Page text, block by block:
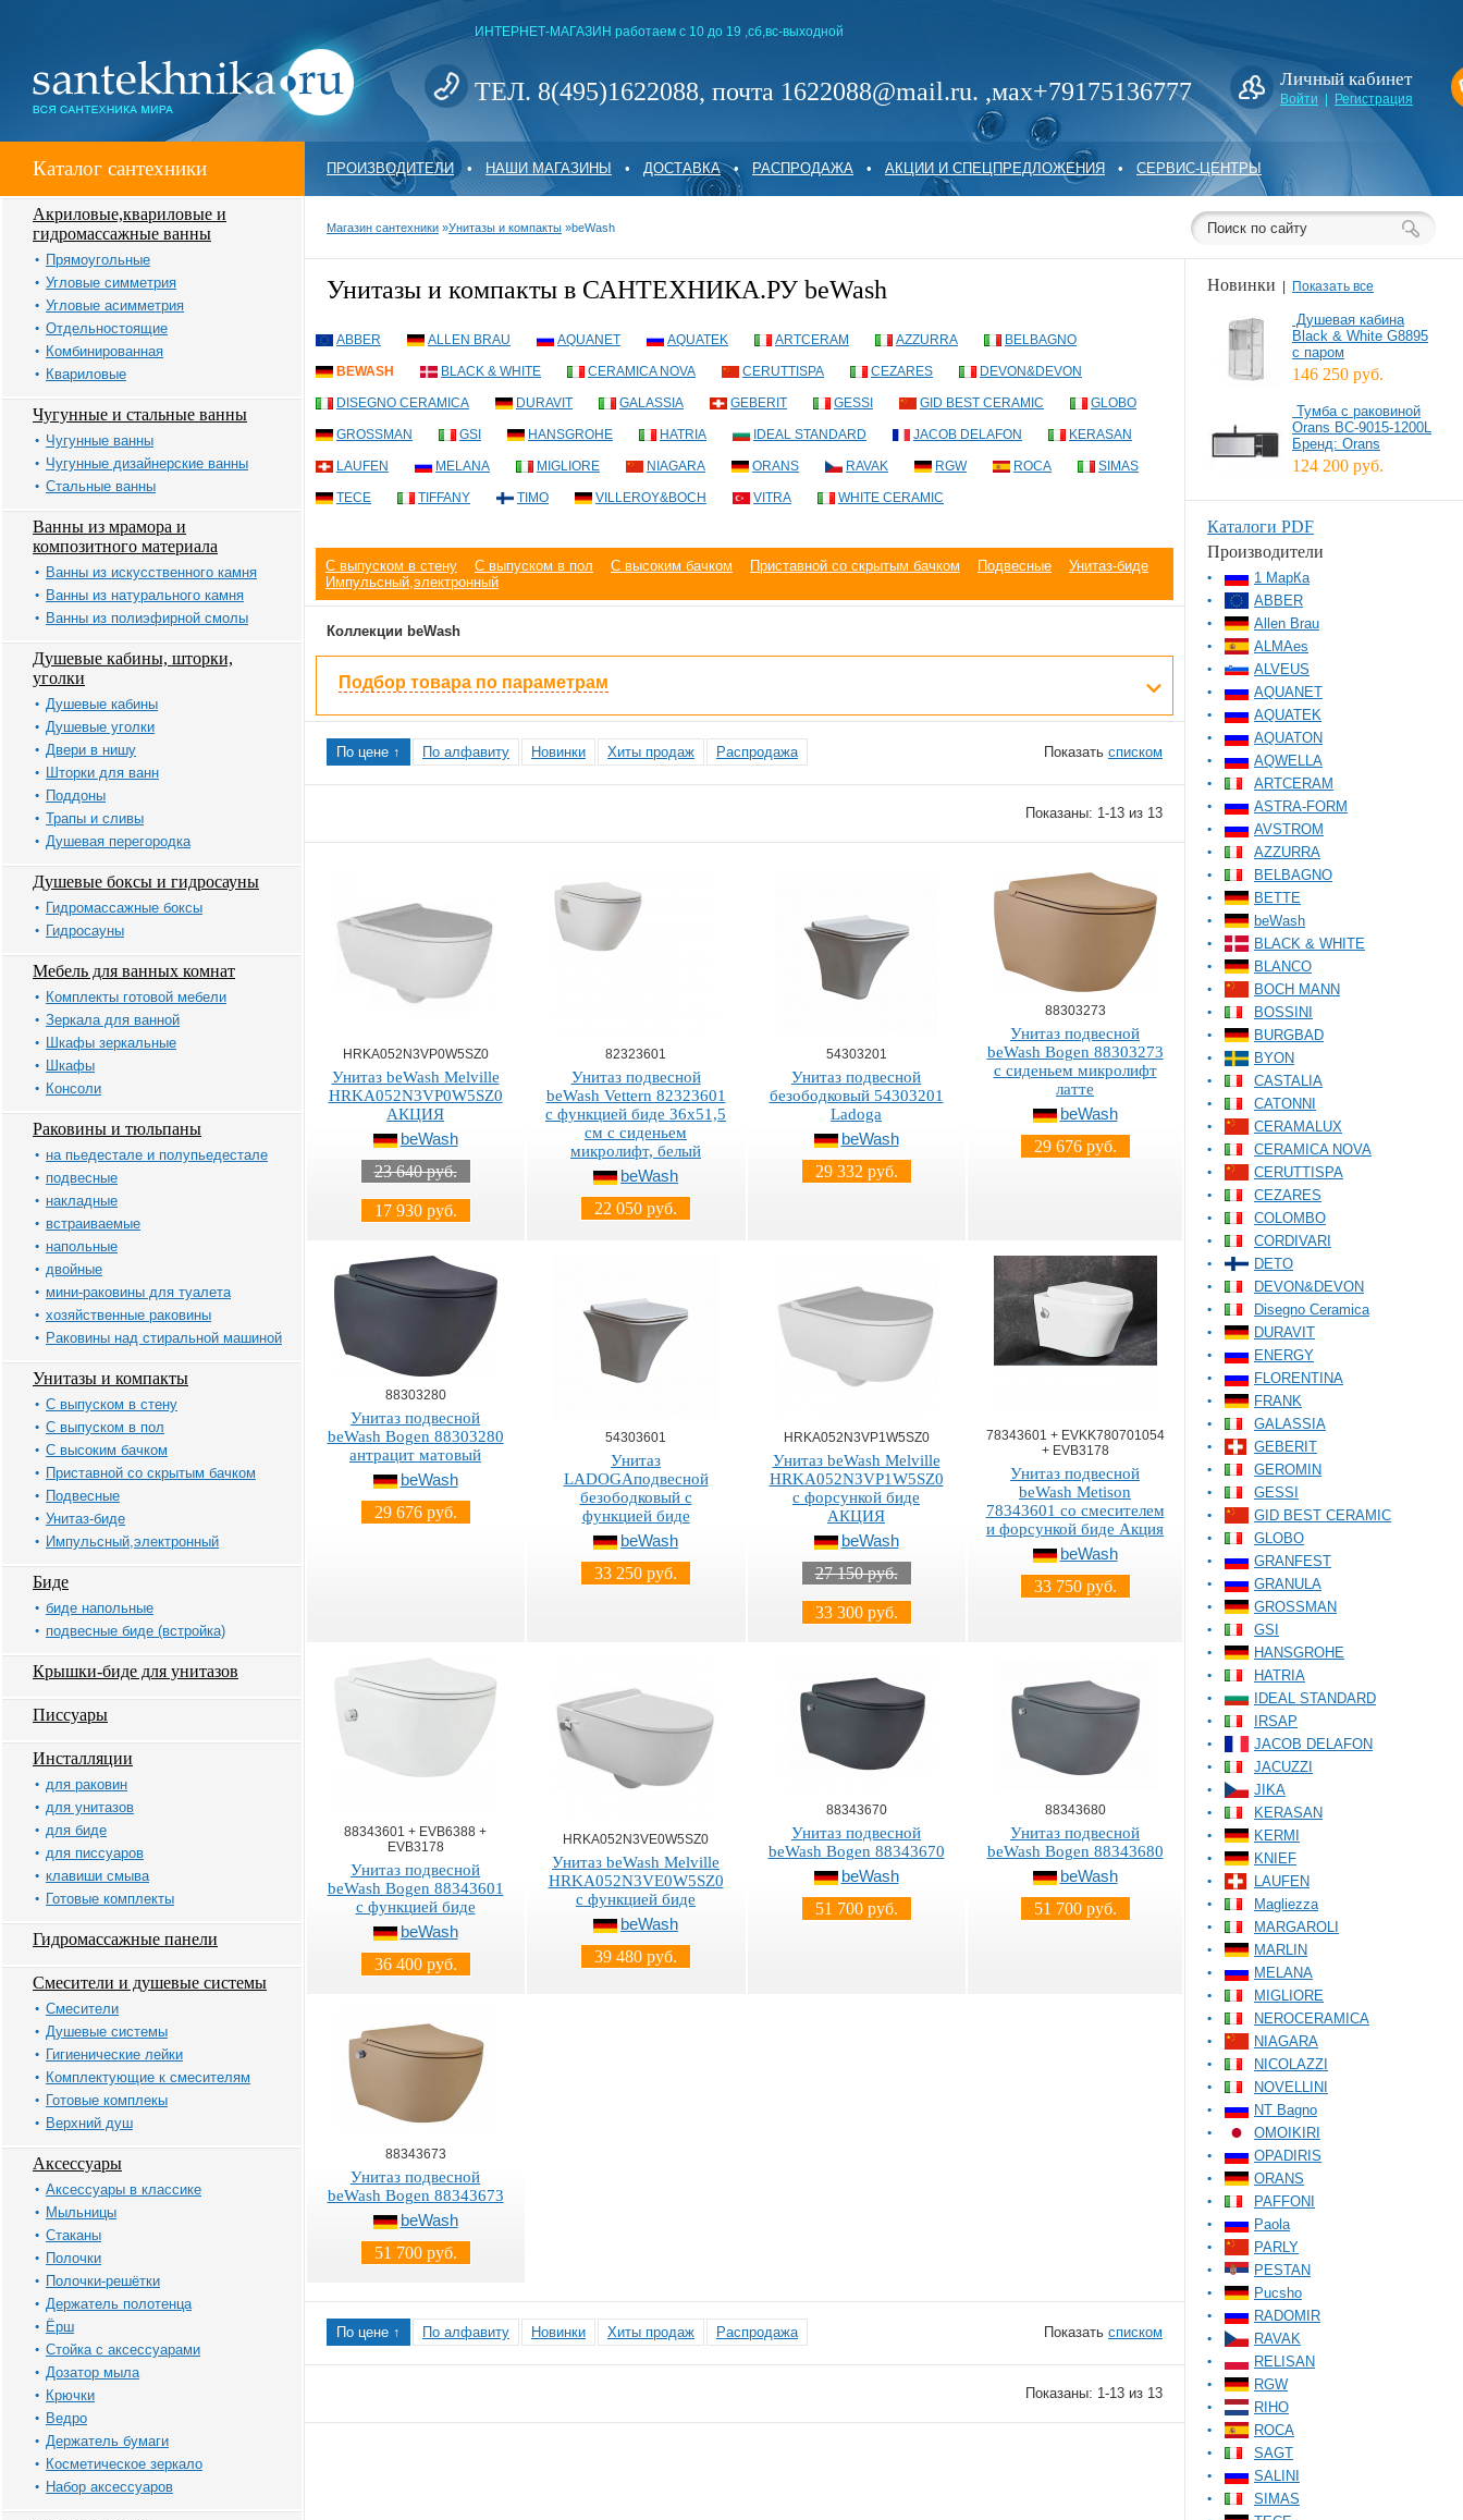
ИНТЕРНЕТ-МАГАЗИН работаем с 10 до 19 ,сб,вс-выходной
ТЕЛ. 8(495)1622088, почта 1622088@mail.ru. ,мах+79175136777 Личный кабинет
Войти Регистрация
Каталог сантехники ПРОИЗВОДИТЕЛИ • НАШИ МАГАЗИНЫ • ДОСТАВКА • РАСПРОДАЖА • АКЦИИ И СПЕЦПРЕДЛОЖЕНИЯ • СЕРВИС-ЦЕНТРЫ
Акриловые,квариловые и
гидромассажные ванны
Прямоугольные
Угловые симметрия
Угловые асимметрия
Отдельностоящие
Комбинированная
Квариловые
Чугунные и стальные ванны
Чугунные ванны
Чугунные дизайнерские ванны
Стальные ванны
Ванны из мрамора и
композитного материала
Ванны из искусственного камня
Ванны из натурального камня
Ванны из полиэфирной смолы
Душевые кабины, шторки,
уголки
Душевые кабины
Душевые уголки
Двери в нишу
Шторки для ванн
Поддоны
Трапы и сливы
Душевая перегородка
Душевые боксы и гидросауны
Гидромассажные боксы
Гидросауны
Мебель для ванных комнат
Комплекты готовой мебели
Зеркала для ванной
Шкафы зеркальные
Шкафы
Консоли
Раковины и тюльпаны
на пьедестале и полупьедестале
подвесные
накладные
встраиваемые
напольные
двойные
мини-раковины для туалета
хозяйственные раковины
Раковины над стиральной машиной
Унитазы и компакты
С выпуском в стену
С выпуском в пол
С высоким бачком
Приставной со скрытым бачком
Подвесные
Унитаз-биде
Импульсный,электронный
Биде
биде напольные
подвесные биде (встройка)
Крышки-биде для унитазов
Писсуары
Инсталляции
для раковин
для унитазов
для биде
для писсуаров
клавиши смыва
Готовые комплекты
Гидромассажные панели
Смесители и душевые системы
Смесители
Душевые системы
Гигиенические лейки
Комплектующие к смесителям
Готовые комплекы
Верхний душ
Аксессуары
Аксессуары в классике
Мыльницы
Стаканы
Полочки
Полочки-решётки
Держатель полотенца
Ёрш
Стойка с аксессуарами
Дозатор мыла
Крючки
Ведро
Держатель бумаги
Косметическое зеркало
Набор аксессуаров
Магазин сантехники »Унитазы и компакты »beWash
Унитазы и компакты в САНТЕХНИКА.РУ beWash
ABBER ALLEN BRAU AQUANET AQUATEK ARTCERAM AZZURRA BELBAGNO
BEWASH BLACK & WHITE CERAMICA NOVA CERUTTISPA CEZARES DEVON&DEVON
DISEGNO CERAMICA DURAVIT GALASSIA GEBERIT GESSI GID BEST CERAMIC GLOBO
GROSSMAN GSI HANSGROHE HATRIA IDEAL STANDARD JACOB DELAFON KERASAN
LAUFEN MELANA MIGLIORE NIAGARA ORANS RAVAK RGW ROCA SIMAS
TECE TIFFANY TIMO VILLEROY&BOCH VITRA WHITE CERAMIC
С выпуском в стену С выпуском в пол С высоким бачком Приставной со скрытым бачком Подвесные
Унитаз-биде
Импульсный,электронный
Коллекции beWash
Подбор товара по параметрам
Показать списком
По цене ↑ По алфавиту Новинки Хиты продаж Распродажа
Показаны: 1-13 из 13
HRKA052N3VP0W5SZ0
Унитаз beWash Melville
HRKA052N3VP0W5SZ0
АКЦИЯ
beWash
23 640 руб.
17 930 руб.
82323601
Унитаз подвесной
beWash Vettern 82323601
с функцией биде 36х51,5
см с сиденьем
микролифт, белый
beWash
22 050 руб.
54303201
Унитаз подвесной
безободковый 54303201
Ladoga
beWash
29 332 руб.
88303273
Унитаз подвесной
beWash Bogen 88303273
с сиденьем микролифт
латте
beWash
29 676 руб.
88303280
Унитаз подвесной
beWash Bogen 88303280
антрацит матовый
beWash
29 676 руб.
54303601
Унитаз
LADOGAподвесной
безободковый с
функцией биде
beWash
33 250 руб.
HRKA052N3VP1W5SZ0
Унитаз beWash Melville
HRKA052N3VP1W5SZ0
с форсункой биде
АКЦИЯ
beWash
27 150 руб.
33 300 руб.
78343601 + EVKK780701054
+ EVB3178
Унитаз подвесной
beWash Metison
78343601 со смесителем
и форсункой биде Акция
beWash
33 750 руб.
88343601 + EVB6388 +
EVB3178
Унитаз подвесной
beWash Bogen 88343601
с функцией биде
beWash
36 400 руб.
HRKA052N3VE0W5SZ0
Унитаз beWash Melville
HRKA052N3VE0W5SZ0
с функцией биде
beWash
39 480 руб.
88343670
Унитаз подвесной
beWash Bogen 88343670
beWash
51 700 руб.
88343680
Унитаз подвесной
beWash Bogen 88343680
beWash
51 700 руб.
88343673
Унитаз подвесной
beWash Bogen 88343673
beWash
51 700 руб.
Показать списком
По цене ↑ По алфавиту Новинки Хиты продаж Распродажа
Показаны: 1-13 из 13
Новинки Показать все
Душевая кабина
Black & White G8895
с паром
146 250 руб.
Тумба с раковиной
Orans BC-9015-1200L
Бренд: Orans
124 200 руб.
Каталоги PDF
Производители
1 МарКа
ABBER
Allen Brau
ALMAes
ALVEUS
AQUANET
AQUATEK
AQUATON
AQWELLA
ARTCERAM
ASTRA-FORM
AVSTROM
AZZURRA
BELBAGNO
BETTE
beWash
BLACK & WHITE
BLANCO
BOCH MANN
BOSSINI
BURGBAD
BYON
CASTALIA
CATONNI
CERAMALUX
CERAMICA NOVA
CERUTTISPA
CEZARES
COLOMBO
CORDIVARI
DETO
DEVON&DEVON
Disegno Ceramica
DURAVIT
ENERGY
FLORENTINA
FRANK
GALASSIA
GEBERIT
GEROMIN
GESSI
GID BEST CERAMIC
GLOBO
GRANFEST
GRANULA
GROSSMAN
GSI
HANSGROHE
HATRIA
IDEAL STANDARD
IRSAP
JACOB DELAFON
JACUZZI
JIKA
KERASAN
KERMI
KNIEF
LAUFEN
Magliezza
MARGAROLI
MARLIN
MELANA
MIGLIORE
NEROCERAMICA
NIAGARA
NICOLAZZI
NOVELLINI
NT Bagno
OMOIKIRI
OPADIRIS
ORANS
PAFFONI
Paola
PARLY
PESTAN
Pucsho
RADOMIR
RAVAK
RELISAN
RGW
RIHO
ROCA
SAGT
SALINI
SIMAS